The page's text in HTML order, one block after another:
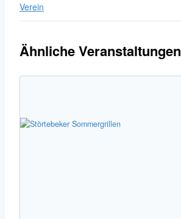
Verein
Ähnliche Veranstaltungen